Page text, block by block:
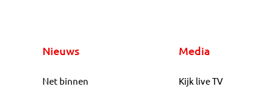
Nieuws
Net binnen
Media
Kijk live TV